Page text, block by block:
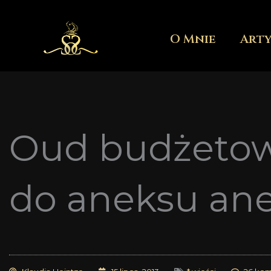
O Mnie
Oud
do aneksu